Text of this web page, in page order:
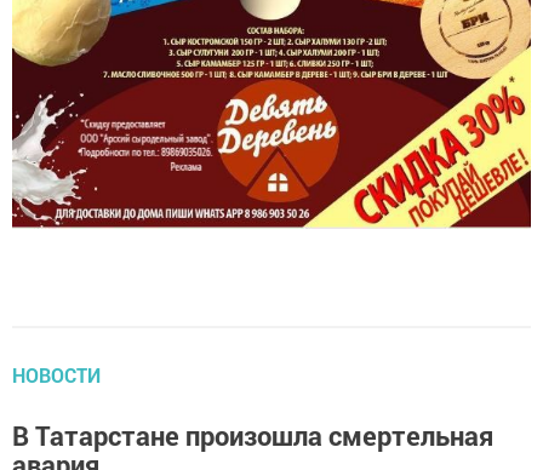
В Татарстане произошла смертельная
авария